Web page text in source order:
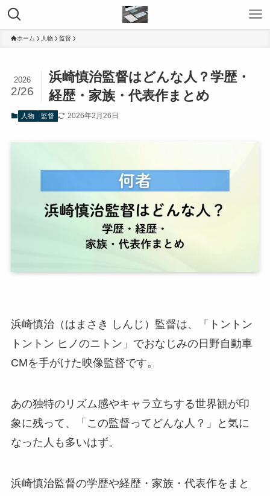
ホーム 人物 監督
浜崎慎治監督はどんな人？学歴・
経歴・家族・代表作まとめ
2026
2/26
人物 監督 2026年2月26日
浜崎慎治（はまさき しんじ）監督は、「トントン
トントン ヒノのニトン」でおなじみの日野自動車
CMを手がけた映像監督です。
あの独特のリズム感やキャラ立ちする世界観が印
象に残って、「この監督ってどんな人？」と気に
なった人も多いはず。
浜崎慎治監督の学歴や経歴・家族・代表作をまと